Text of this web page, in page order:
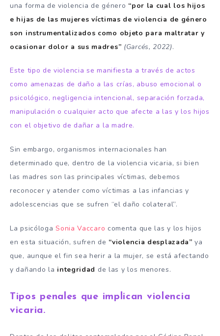
una forma de violencia de género “por la cual los hijos
e hijas de las mujeres víctimas de violencia de género
son instrumentalizados como objeto para maltratar y
ocasionar dolor a sus madres” (Garcés, 2022).
Este tipo de violencia se manifiesta a través de actos
como amenazas de daño a las crías, abuso emocional o
psicológico, negligencia intencional, separación forzada,
manipulación o cualquier acto que afecte a las y los hijos
con el objetivo de dañar a la madre.
Sin embargo, organismos internacionales han
determinado que, dentro de la violencia vicaria, si bien
las madres son las principales víctimas, debemos
reconocer y atender como víctimas a las infancias y
adolescencias que se sufren “el daño colateral”.
La psicólogaSonia Vaccaro comenta que las y los hijos
en esta situación, sufren de “violencia desplazada” ya
que, aunque el fin sea herir a la mujer, se está afectando
y dañando la integridad de las y los menores.
Tipos penales que implican violencia
vicaria.